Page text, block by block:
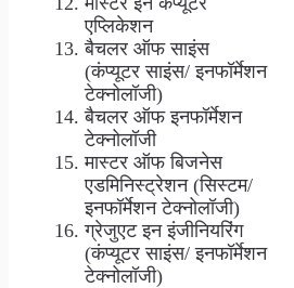
एप्लिकेशन
बैचलर ऑफ साइंस
(कंप्यूटर साइंस/ इनफॉर्मेशन
टेक्नोलॉजी)
बैचलर ऑफ इनफॉर्मेशन
टेक्नोलॉजी
मास्टर ऑफ बिजनेस
एडमिनिस्ट्रेशन (सिस्टम/
इनफॉर्मेशन टेक्नोलॉजी)
ग्रेजुएट इन इंजीनियरिंग
(कंप्यूटर साइंस/ इनफॉर्मेशन
टेक्नोलॉजी)